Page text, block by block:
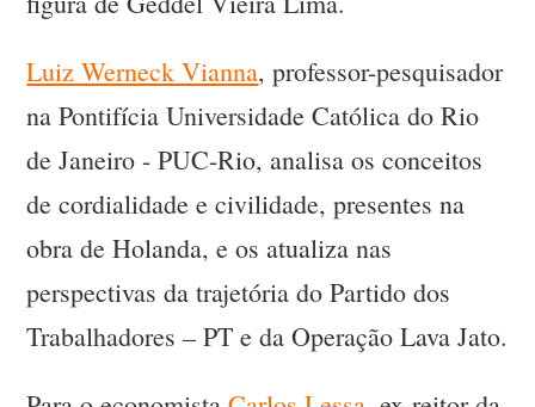
Luiz Werneck Vianna, professor-pesquisador
na Pontifícia Universidade Católica do Rio
de Janeiro - PUC-Rio, analisa os conceitos
de cordialidade e civilidade, presentes na
obra de Holanda, e os atualiza nas
perspectivas da trajetória do Partido dos
Trabalhadores – PT e da Operação Lava Jato.